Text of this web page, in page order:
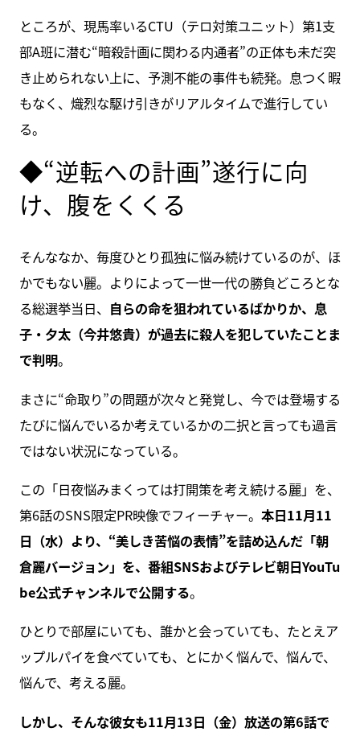
ところが、現馬率いるCTU（テロ対策ユニット）第1支
部A班に潜む“暗殺計画に関わる内通者”の正体も未だ突
き止められない上に、予測不能の事件も続発。息つく暇
もなく、熾烈な駆け引きがリアルタイムで進行してい
る。
◆“逆転への計画”遂行に向
け、腹をくくる
そんななか、毎度ひとり孤独に悩み続けているのが、ほ
かでもない麗。よりによって一世一代の勝負どころとな
る総選挙当日、 自らの命を狙われているばかりか、息
子・夕太（今井悠貴）が過去に殺人を犯していたことま
で判明。
まさに“命取り”の問題が次々と発覚し、今では登場する
たびに悩んでいるか考えているかの二択と言っても過言
ではない状況になっている。
この「日夜悩みまくっては打開策を考え続ける麗」を、
第6話のSNS限定PR映像でフィーチャー。 本日11月11
日（水）より、“美しき苦悩の表情”を詰め込んだ「朝
倉麗バージョン」を、番組SNSおよびテレビ朝日YouTu
be公式チャンネルで公開する。
ひとりで部屋にいても、誰かと会っていても、たとえア
ップルパイを食べていても、とにかく悩んで、悩んで、
悩んで、考える麗。
しかし、そんな彼女も11月13日（金）放送の第6話で